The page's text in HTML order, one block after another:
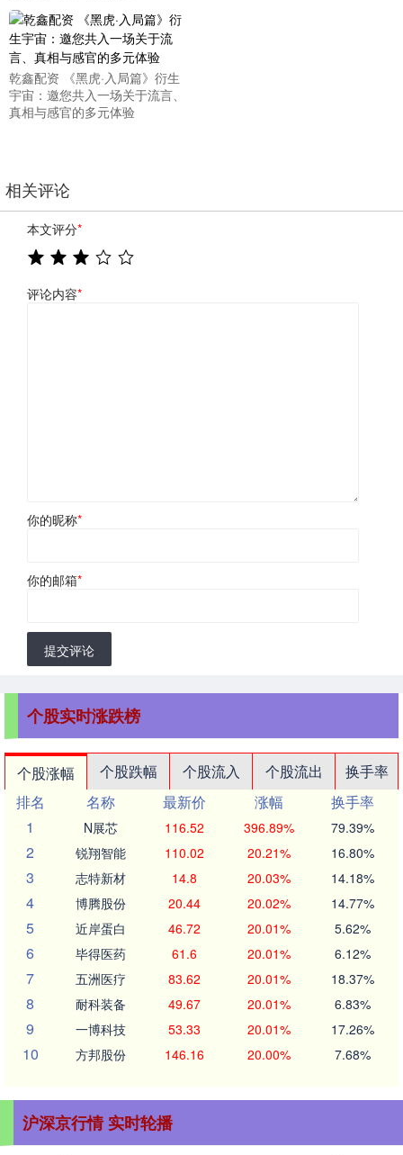
乾鑫配资 《黑虎·入局篇》衍生
宇宙：邀您共入一场关于流言、
真相与感官的多元体验
相关评论
本文评分*
评论内容*
你的昵称*
你的邮箱*
提交评论
个股实时涨跌榜
个股涨幅 个股跌幅 个股流入 个股流出
换手率
排名
名称 最新价 涨幅
换手率
1
N展芯 116.52 396.89% 79.39%
2 锐翔智能 110.02 20.21% 16.80%
3 志特新材 14.8 20.03% 14.18%
4 博腾股份 20.44 20.02% 14.77%
5 近岸蛋白 46.72 20.01% 5.62%
6 毕得医药 61.6 20.01% 6.12%
7 五洲医疗 83.62 20.01% 18.37%
8 耐科装备 49.67 20.01% 6.83%
9 一博科技 53.33 20.01% 17.26%
10 方邦股份 146.16 20.00% 7.68%
沪深京行情 实时轮播